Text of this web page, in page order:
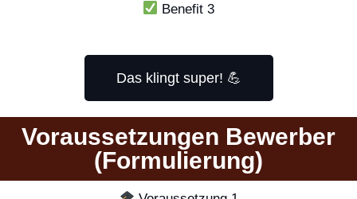
Benefit 3
Das klingt super! 💪
Voraussetzungen Bewerber
(Formulierung)